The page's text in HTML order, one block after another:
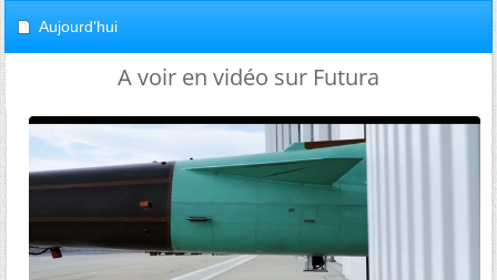
Aujourd'hui
A voir en vidéo sur Futura